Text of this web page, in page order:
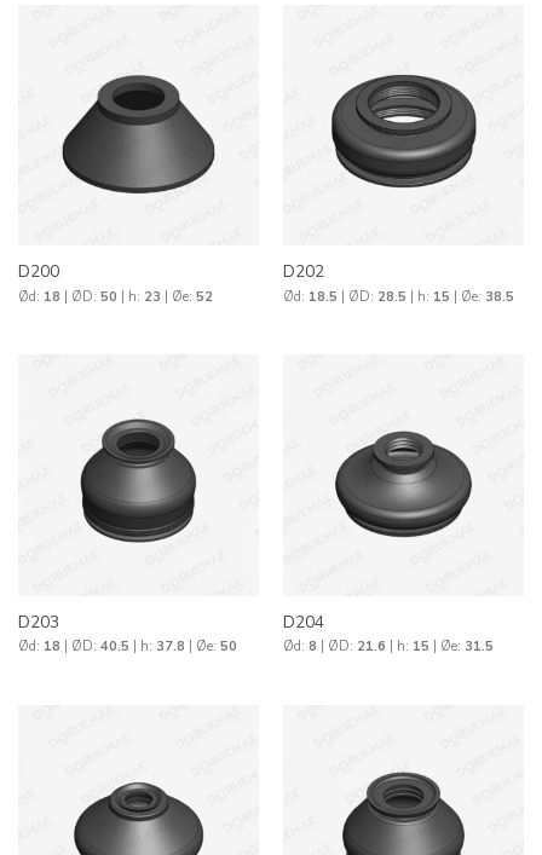
D200
Ød: 18 | ØD: 50 | h: 23 | Øe: 52
D202
Ød: 18.5 | ØD: 28.5 | h: 15 | Øe: 38.5
D203
Ød: 18 | ØD: 40.5 | h: 37.8 | Øe: 50
D204
Ød: 8 | ØD: 21.6 | h: 15 | Øe: 31.5